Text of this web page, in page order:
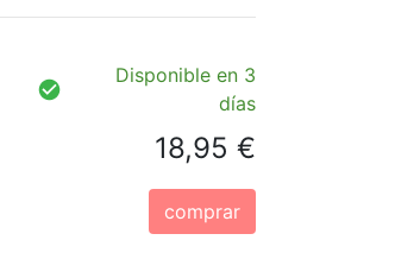
Disponible en 3
días
18,95 €
comprar